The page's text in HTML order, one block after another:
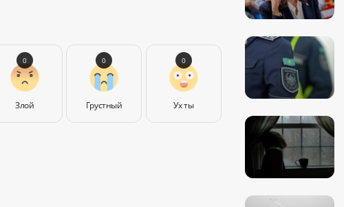
Злой
0
Грустный
0
Ух ты
0